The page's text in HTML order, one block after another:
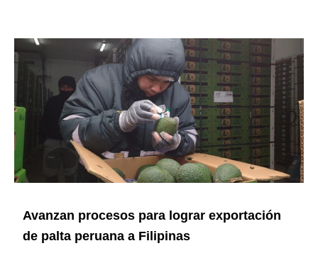
Avanzan procesos para lograr exportación
de palta peruana a Filipinas